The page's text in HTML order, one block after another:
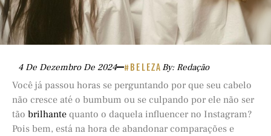
4 De Dezembro De 2024 #BELEZA By: Redação
Você já passou horas se perguntando por que seu cabelo
não cresce até o bumbum ou se culpando por ele não ser
tão brilhante quanto o daquela influencer no Instagram?
Pois bem, está na hora de abandonar comparações e